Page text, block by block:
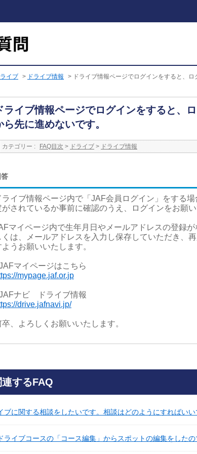
ライブ > ドライブ情報 > ドライブ情報ページでログインをすると、
ライブ情報ページでログインをすると、
ら先に進めないです。
カテゴリー : FAQ目次 > ドライブ > ドライブ情報
答
ライブ情報ページ内で「JAF会員ログイン」をする
がされているか事前に確認のうえ、ログインをお願い
マイページ内で生年月日やメールアドレスの登録
くは、メールアドレスを入力し保存していただき、
ようお願いいたします。
マイページはこちら
mypage.jaf.or.jp
ナビ ドライブ情報
drive.jafnavi.jp/
卒、よろしくお願いいたします。
連するFAQ
ブに関する相談をしたいです。相談はどのようにすればいい
ライブコースの「コース編集」からスポットの編集をしたの